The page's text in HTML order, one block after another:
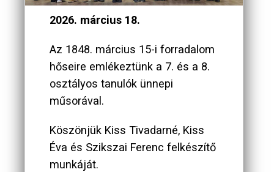
2026. március 18.
Az 1848. március 15-i forradalom
hőseire emlékeztünk a 7. és a 8.
osztályos tanulók ünnepi
műsorával.
Köszönjük Kiss Tivadarné, Kiss
Éva és Szikszai Ferenc felkészítő
munkáját.